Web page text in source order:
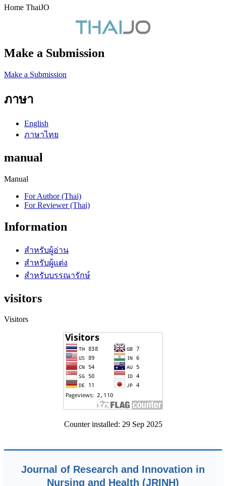
Home ThaiJO
Make a Submission
Make a Submission
ภาษา
English
ภาษาไทย
manual
Manual
For Author (Thai)
For Reviewer (Thai)
Information
สำหรับผู้อ่าน
สำหรับผู้แต่ง
สำหรับบรรณารักษ์
visitors
Visitors
Counter installed: 29 Sep 2025
Journal of Research and Innovation in
Nursing and Health (JRINH)